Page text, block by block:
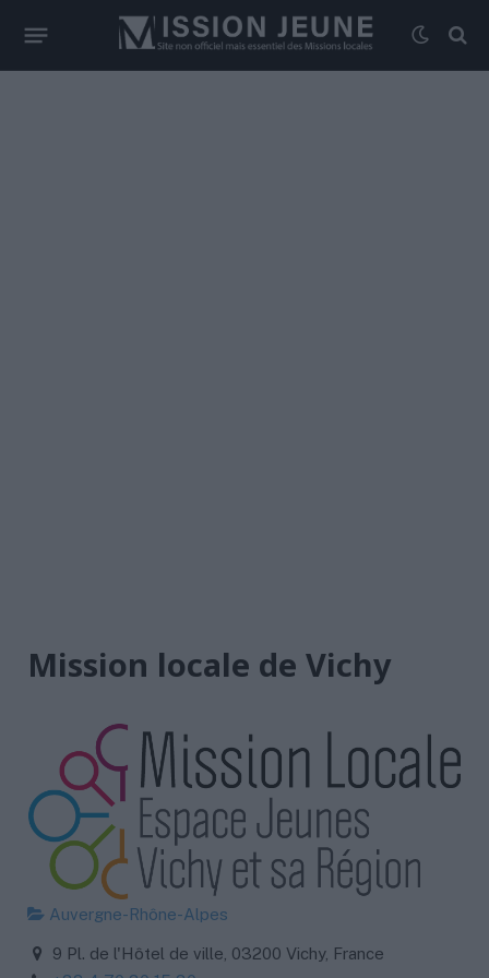
Mission locale de Vichy
Auvergne-Rhône-Alpes
9 Pl. de l'Hôtel de ville, 03200 Vichy, France